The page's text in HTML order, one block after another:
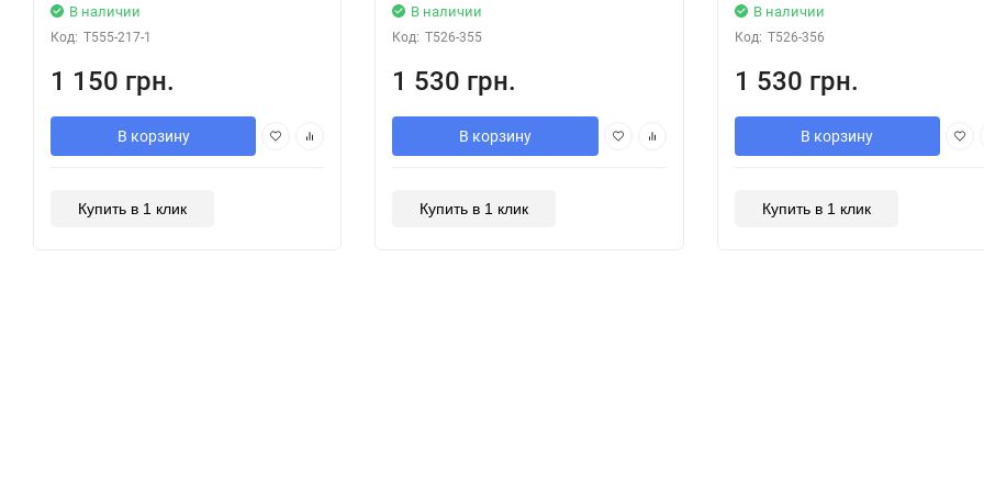
В наличии
Код: T555-217-1
1 150 грн.
В корзину
Купить в 1 клик
В наличии
Код: T526-355
1 530 грн.
В корзину
Купить в 1 клик
В наличии
Код: T526-356
1 530 грн.
В корзину
Купить в 1 клик